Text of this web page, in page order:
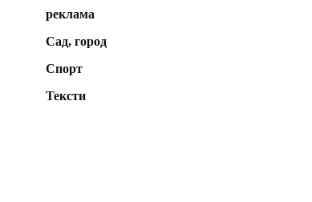
реклама
Сад, город
Спорт
Тексти